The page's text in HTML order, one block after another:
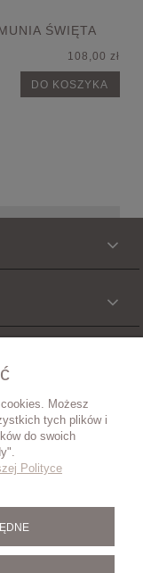
ŚWIĘTA
108,00 zł
DO KOSZYKA
Możesz
tych plików i
do swoich
Polityce